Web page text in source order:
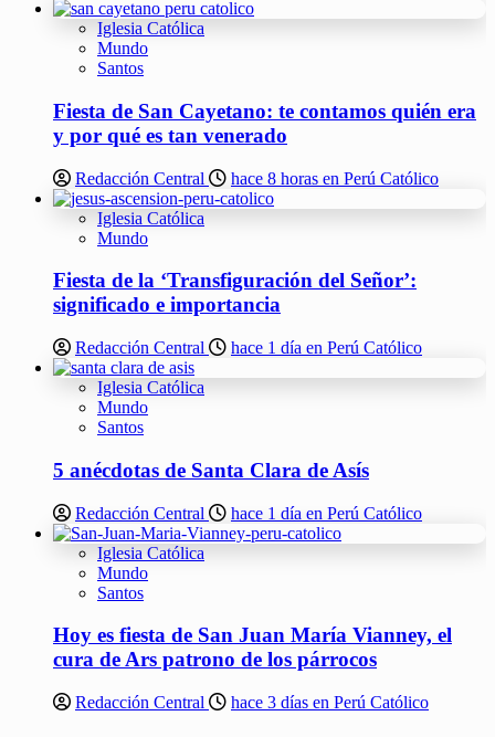
Iglesia Católica
Mundo
Santos
Fiesta de San Cayetano: te contamos quién era
y por qué es tan venerado
Redacción Central hace 8 horas en Perú Católico
Iglesia Católica
Mundo
Fiesta de la ‘Transfiguración del Señor’:
significado e importancia
Redacción Central hace 1 día en Perú Católico
Iglesia Católica
Mundo
Santos
5 anécdotas de Santa Clara de Asís
Redacción Central hace 1 día en Perú Católico
Iglesia Católica
Mundo
Santos
Hoy es fiesta de San Juan María Vianney, el
cura de Ars patrono de los párrocos
Redacción Central hace 3 días en Perú Católico